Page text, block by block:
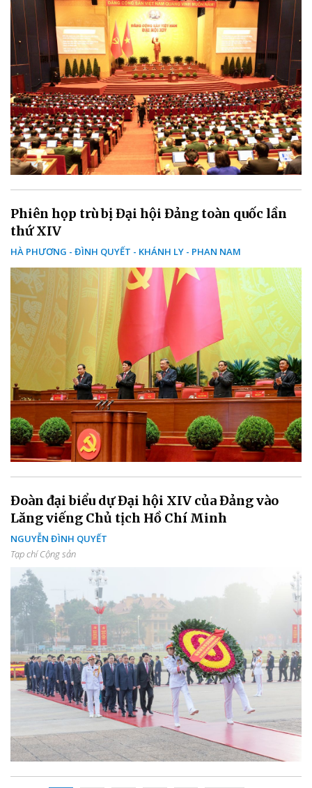
Phiên họp trù bị Đại hội Đảng toàn quốc lần
thứ XIV
HÀ PHƯƠNG - ĐÌNH QUYẾT - KHÁNH LY - PHAN NAM
Đoàn đại biểu dự Đại hội XIV của Đảng vào
Lăng viếng Chủ tịch Hồ Chí Minh
NGUYỄN ĐÌNH QUYẾT
Tạp chí Cộng sản